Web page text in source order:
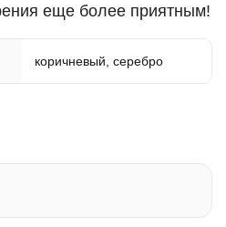
еще более приятным!
коричневый, серебро